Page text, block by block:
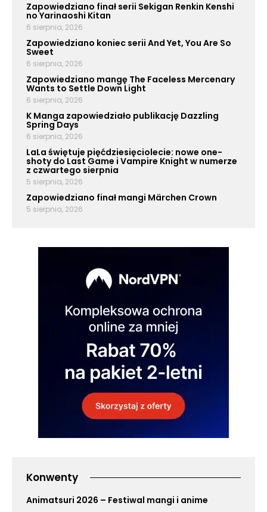
Zapowiedziano finał serii Sekigan Renkin Kenshi
no Yarinaoshi Kitan
6 sierpnia, 2026
Zapowiedziano koniec serii And Yet, You Are So
Sweet
6 sierpnia, 2026
Zapowiedziano mangę The Faceless Mercenary
Wants to Settle Down Light
6 sierpnia, 2026
K Manga zapowiedziało publikację Dazzling
Spring Days
6 sierpnia, 2026
LaLa świętuje pięćdziesięciolecie: nowe one-
shoty do Last Game i Vampire Knight w numerze
z czwartego sierpnia
5 sierpnia, 2026
Zapowiedziano finał mangi Märchen Crown
5 sierpnia, 2026
Konwenty
Animatsuri 2026 – Festiwal mangi i anime